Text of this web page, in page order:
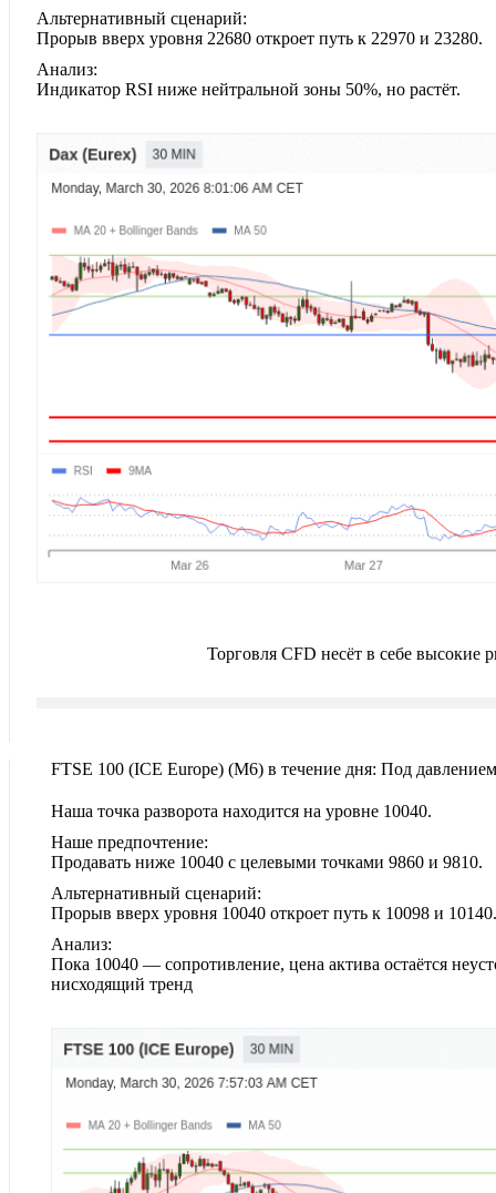
Альтернативный сценарий:
Прорыв вверх уровня 22680 откроет путь к 22970 и 23280.
Анализ:
Индикатор RSI ниже нейтральной зоны 50%, но растёт.
Торговля CFD несёт в себе высокие
FTSE 100 (ICE Europe)‎ (M6)‎ в течение дня: Под
Наша точка разворота находится на уровне 10040.
Наше предпочтение:
Продавать ниже 10040 с целевыми точками 9860 и 9810.
Альтернативный сценарий:
Прорыв вверх уровня 10040 откроет путь к 10098 и 10140.
Анализ:
Пока 10040 — сопротивление, цена актива остаётся
нисходящий тренд